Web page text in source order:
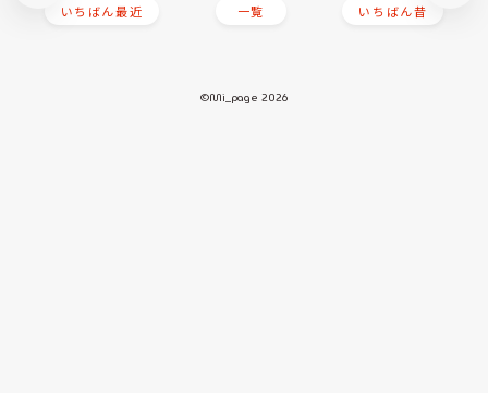
いちばん最近 一覧 いちばん昔
©Mi_page 2026